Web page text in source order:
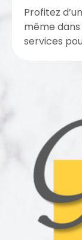
Profitez
même
services